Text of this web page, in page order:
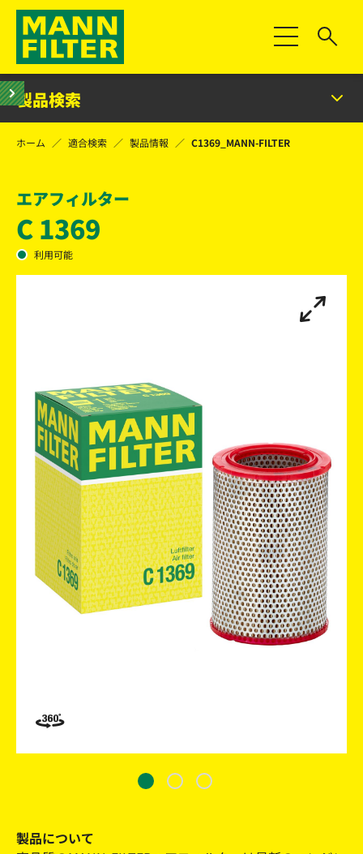
Toggle
製品検索
ホーム 適合検索 製品情報 C1369_MANN-FILTER
エアフィルター
C 1369
利用可能
製品について